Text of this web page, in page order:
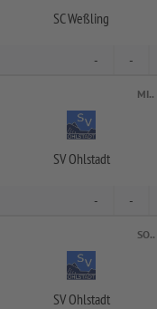
SC Weßling
- -
MI..
SV Ohlstadt
- -
SO..
SV Ohlstadt